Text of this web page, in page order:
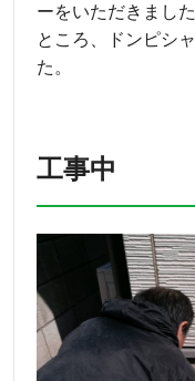
ーをいただきまし
ところ、ドンピシ
た。
工事中